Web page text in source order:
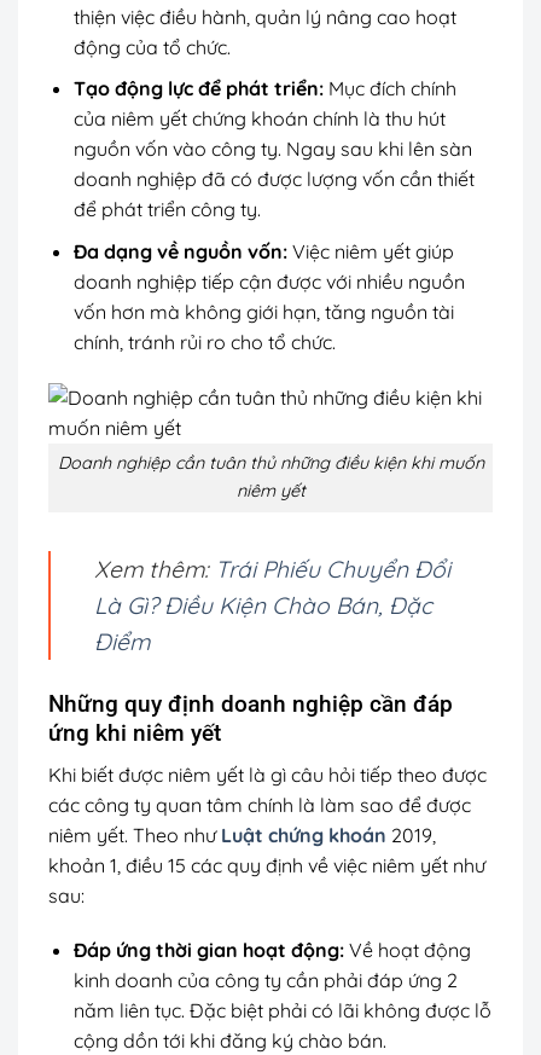
thiện việc điều hành, quản lý nâng cao hoạt
động của tổ chức.
Tạo động lực để phát triển: Mục đích chính
của niêm yết chứng khoán chính là thu hút
nguồn vốn vào công ty. Ngay sau khi lên sàn
doanh nghiệp đã có được lượng vốn cần thiết
để phát triển công ty.
Đa dạng về nguồn vốn: Việc niêm yết giúp
doanh nghiệp tiếp cận được với nhiều nguồn
vốn hơn mà không giới hạn, tăng nguồn tài
chính, tránh rủi ro cho tổ chức.
Doanh nghiệp cần tuân thủ những điều kiện khi muốn
niêm yết
Xem thêm: Trái Phiếu Chuyển Đổi
Là Gì? Điều Kiện Chào Bán, Đặc
Điểm
Những quy định doanh nghiệp cần đáp
ứng khi niêm yết
Khi biết được niêm yết là gì câu hỏi tiếp theo được
các công ty quan tâm chính là làm sao để được
niêm yết. Theo như Luật chứng khoán 2019,
khoản 1, điều 15 các quy định về việc niêm yết như
sau:
Đáp ứng thời gian hoạt động:Về hoạt động
kinh doanh của công ty cần phải đáp ứng 2
năm liên tục. Đặc biệt phải có lãi không được lỗ
cộng dồn tới khi đăng ký chào bán.